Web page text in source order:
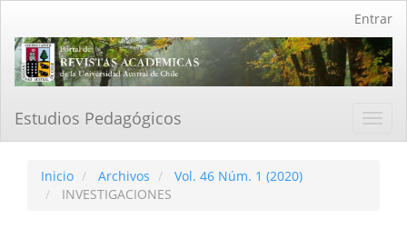
Contenido
principal
Barra
Entrar
Estudios Pedagógicos
Inicio Archivos
Vol. 46 Núm. 1 (2020)
INVESTIGACIONES